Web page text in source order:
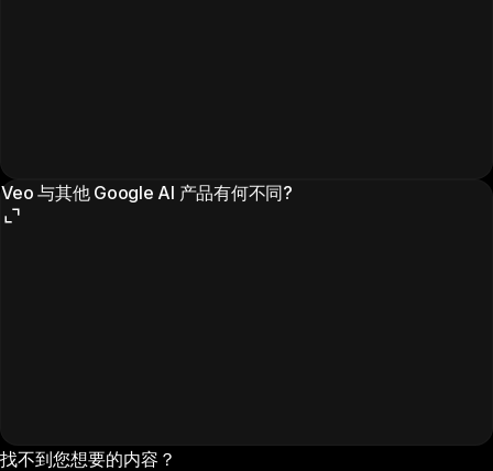
Veo 与其他 Google AI 产品有何不同?
找不到您想要的内容？